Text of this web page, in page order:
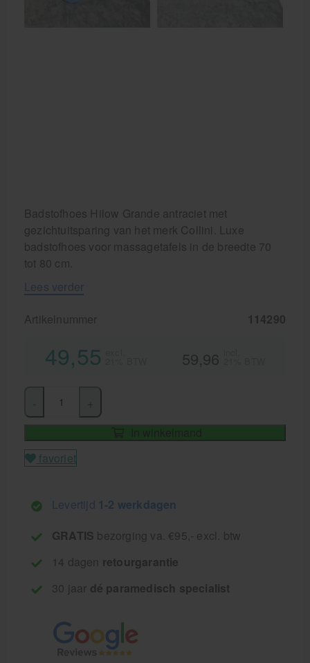
Badstofhoes Hilow Grande antraciet met
gezichtuitsparing van het merk Collini. Luxe
badstofhoes voor massagetafels in de breedte 70
tot 80 cm.
Lees verder
Artikelnummer 114290
49,55 59,96
In winkelmand
favoriet
Levertijd 1-2 werkdagen
GRATIS bezorging va. €95,- excl. btw
14 dagen retourgarantie
30 jaar dé paramedisch specialist